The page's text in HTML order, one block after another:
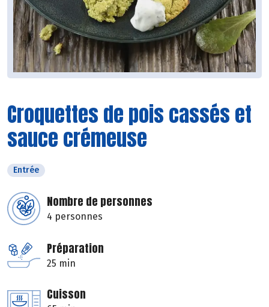
Croquettes de pois cassés et
sauce crémeuse
Entrée
Nombre de personnes
4 personnes
Préparation
25 min
Cuisson